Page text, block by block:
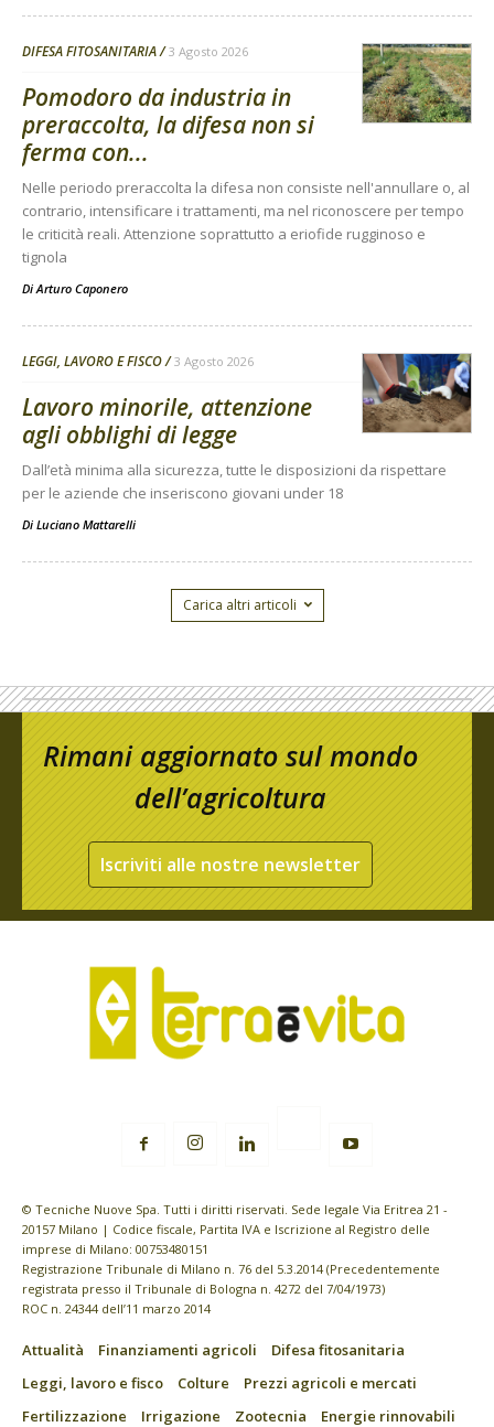
DIFESA FITOSANITARIA 3 Agosto 2026
Pomodoro da industria in
preraccolta, la difesa non si
ferma con...
Nelle periodo preraccolta la difesa non consiste nell'annullare o, al
contrario, intensificare i trattamenti, ma nel riconoscere per tempo
le criticità reali. Attenzione soprattutto a eriofide rugginoso e
tignola
Di Arturo Caponero
LEGGI, LAVORO E FISCO 3 Agosto 2026
Lavoro minorile, attenzione
agli obblighi di legge
Dall’età minima alla sicurezza, tutte le disposizioni da rispettare
per le aziende che inseriscono giovani under 18
Di Luciano Mattarelli
Carica altri articoli
Rimani aggiornato sul mondo
dell’agricoltura
Iscriviti alle nostre newsletter
© Tecniche Nuove Spa. Tutti i diritti riservati. Sede legale Via Eritrea 21 -
20157 Milano | Codice fiscale, Partita IVA e Iscrizione al Registro delle
imprese di Milano: 00753480151
Registrazione Tribunale di Milano n. 76 del 5.3.2014 (Precedentemente
registrata presso il Tribunale di Bologna n. 4272 del 7/04/1973)
ROC n. 24344 dell’11 marzo 2014
Attualità Finanziamenti agricoli
Difesa fitosanitaria
Leggi, lavoro e fisco
Colture
Prezzi agricoli e mercati
Fertilizzazione
Irrigazione Zootecnia
Energie rinnovabili